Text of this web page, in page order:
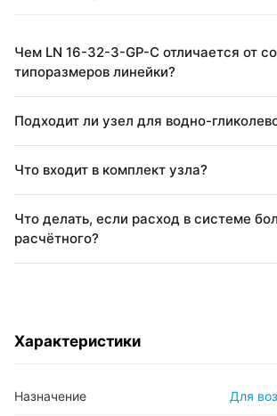
Чем LN 16-32-3-GP-C отличается от
типоразмеров линейки?
Подходит ли узел для водно-
Что входит в комплект узла?
Что делать, если расход в системе
расчётного?
Характеристики
Назначение Для